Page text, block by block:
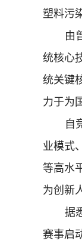
塑料污
由
统核心
统关键
力于为
自
业模式
等高水
为创新
据
赛事启